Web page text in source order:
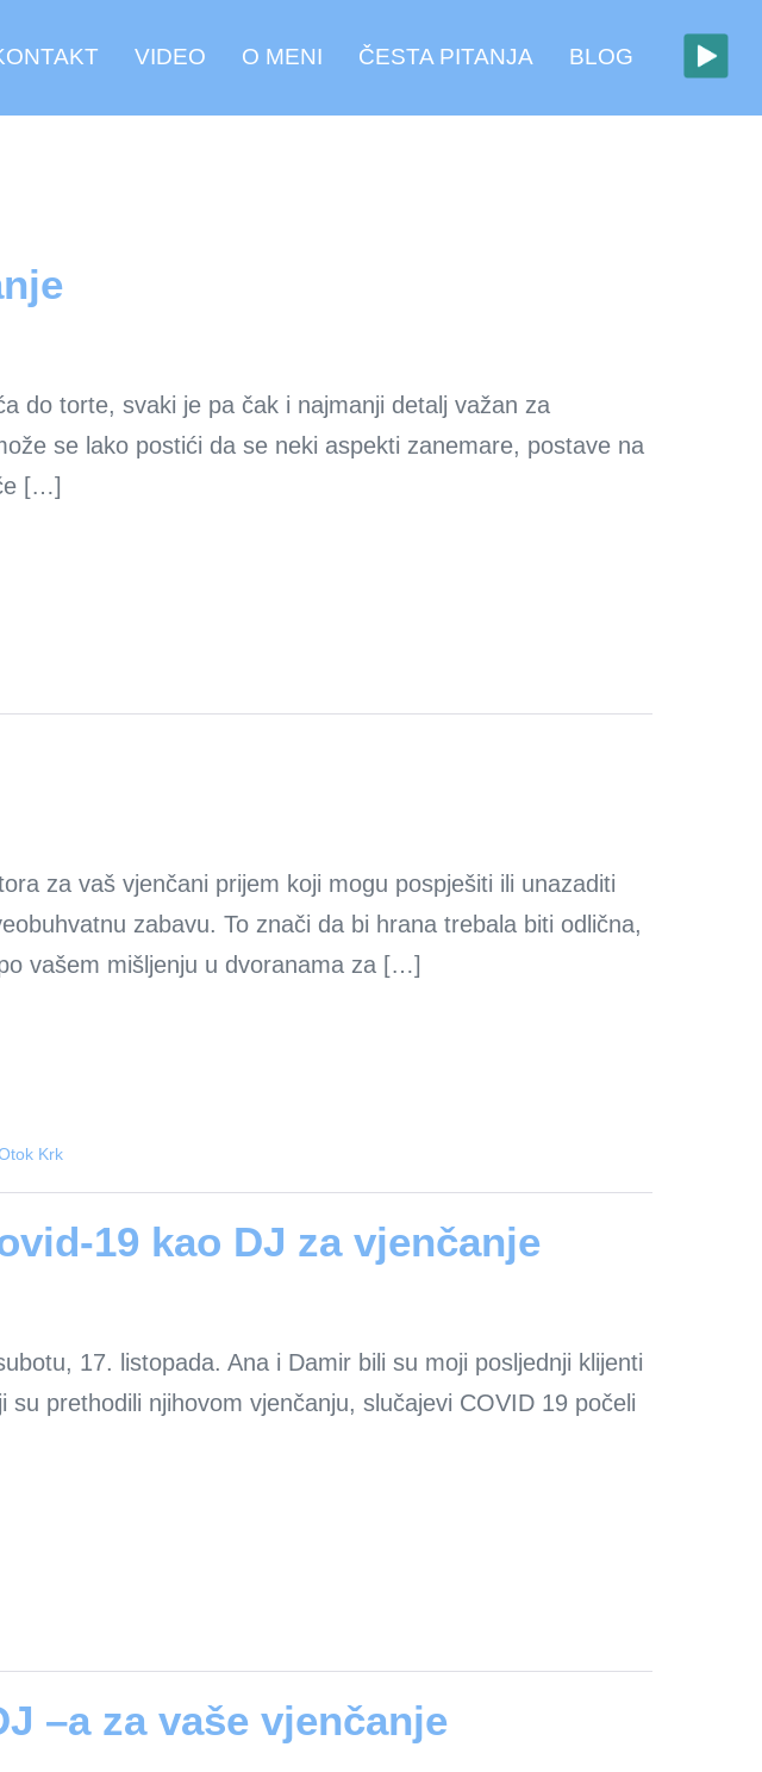
VIDEO O MENI ČESTA PITANJA BLOG
do torte, svaki je pa čak i najmanji detalj važan za
se lako postići da se neki aspekti zanemare, postave na
[…]
za vaš vjenčani prijem koji mogu pospješiti ili unazaditi
zabavu. To znači da bi hrana trebala biti odlična,
vašem mišljenju u dvoranama za […]
Krk
19 kao DJ za vjenčanje
17. listopada. Ana i Damir bili su moji posljednji klijenti
prethodili njihovom vjenčanju, slučajevi COVID 19 počeli
–a za vaše vjenčanje